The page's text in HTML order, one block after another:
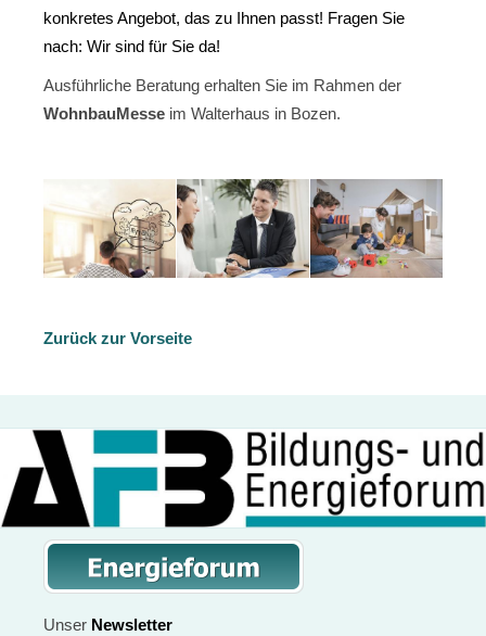
konkretes Angebot, das zu Ihnen passt! Fragen Sie
nach: Wir sind für Sie da!
Ausführliche Beratung erhalten Sie im Rahmen der
WohnbauMesse im Walterhaus in Bozen.
Zurück zur Vorseite
Unser Newsletter